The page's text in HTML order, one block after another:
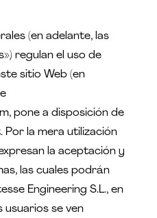
(en adelante, las
regulan el uso de
sitio Web (en
pone a disposición de
Por la mera utilización
la aceptación y
las cuales podrán
Engineering S.L., en
usuarios se ven